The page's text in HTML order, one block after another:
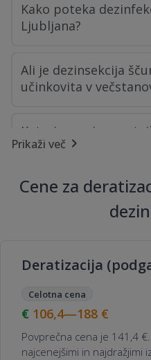
Kako poteka
Ljubljana?
Ali je dezinsekcija
učinkovita v
Kateri so
Ljubljani?
Kakšna je razlika
kurativno
za otroke in hišne
Prikaži več
Cene za
Deratizacija
Celotna cena
106,4—188 €
Povprečna cena je 141,4
najcenejšimi in najdražjimi